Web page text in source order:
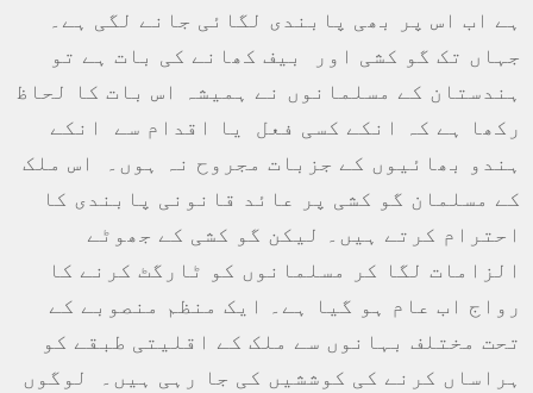
ہے اب اس پر بھی پابندی لگائی جانے لگی ہے۔
جہاں تک گو کشی اور بیف کھانے کی بات ہے تو
ہندستان کے مسلمانوں نے ہمیشہ اس بات کا لحاظ
رکھا ہے کہ انکے کسی فعل یا اقدام سے انکے
ہندو بھائیوں کے جزبات مجروح نہ ہوں۔ اس ملک
کے مسلمان گو کشی پر عائد قانونی پابندی کا
احترام کرتے ہیں۔ لیکن گو کشی کے جھوٹے
الزامات لگا کر مسلمانوں کو ٹارگٹ کرنے کا
رواج اب عام ہو گیا ہے۔ ایک منظم منصوبے کے
تحت مختلف بہانوں سے ملک کے اقلیتی طبقے کو
ہراساں کرنے کی کوششیں کی جا رہی ہیں۔ لوگوں